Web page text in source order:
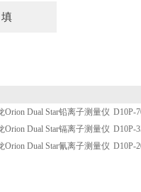
Orion Dual Star铅离子测量仪 D10P-
Orion Dual Star镉离子测量仪 D10P-
Orion Dual Star氰离子测量仪 D10P-